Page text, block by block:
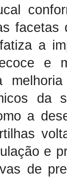
facetas
a
e
da
a
e
de